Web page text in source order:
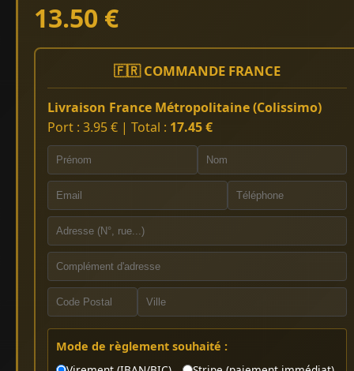
13.50 €
🇫🇷 COMMANDE FRANCE
Livraison France Métropolitaine (Colissimo)
Port : 3.95 € | Total : 17.45 €
Mode de règlement souhaité :